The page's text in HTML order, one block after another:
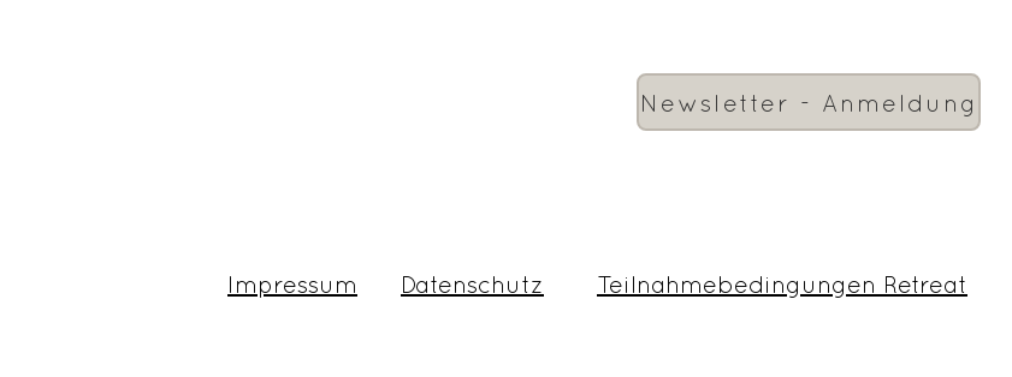
Datenschutz
Newsletter - Anmeldung
Impressum Teilnahmebedingungen Retreat